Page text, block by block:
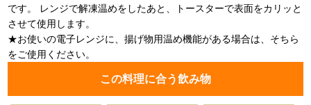
です。 レンジで解凍温めをしたあと、トースターで表面をカリッと
させて使用します。
★お使いの電子レンジに、揚げ物用温め機能がある場合は、そちら
をご使用ください。
この料理に合う飲み物